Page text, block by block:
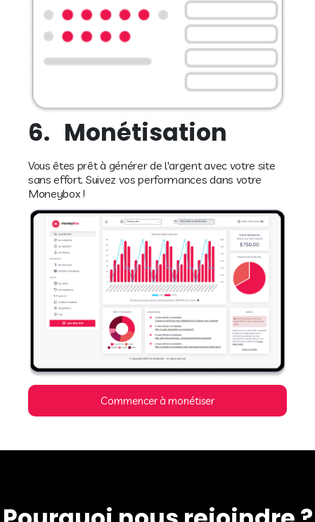
Commencer à monétiser
6. Monétisation
Vous êtes prêt à générer de l'argent avec votre site
sans effort. Suivez vos performances dans votre
Moneybox !